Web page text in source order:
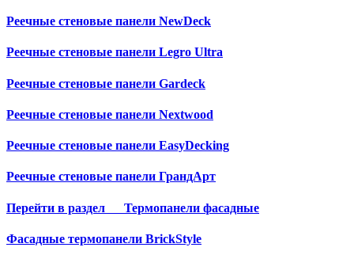
Реечные стеновые панели NewDeck
Реечные стеновые панели Legro Ultra
Реечные стеновые панели Gardeck
Реечные стеновые панели Nextwood
Реечные стеновые панели EasyDecking
Реечные стеновые панели ГрандАрт
Перейти в раздел Термопанели фасадные
Фасадные термопанели BrickStyle